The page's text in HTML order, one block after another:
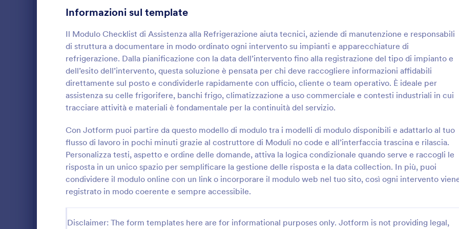
Informazioni sul template
Il Modulo Checklist di Assistenza alla Refrigerazione aiuta tecnici, aziende di manutenzione e responsabili
di struttura a documentare in modo ordinato ogni intervento su impianti e apparecchiature di
refrigerazione. Dalla pianificazione con la data dell’intervento fino alla registrazione del tipo di impianto e
dell’esito dell’intervento, questa soluzione è pensata per chi deve raccogliere informazioni affidabili
direttamente sul posto e condividerle rapidamente con ufficio, cliente o team operativo. È ideale per
assistenza su celle frigorifere, banchi frigo, climatizzazione a uso commerciale e contesti industriali in cui
tracciare attività e materiali è fondamentale per la continuità del servizio.
Con Jotform puoi partire da questo modello di modulo tra i modelli di modulo disponibili e adattarlo al tuo
flusso di lavoro in pochi minuti grazie al costruttore di Moduli no code e all’interfaccia trascina e rilascia.
Personalizza testi, aspetto e ordine delle domande, attiva la logica condizionale quando serve e raccogli le
risposta in un unico spazio per semplificare la gestione delle risposta e la data collection. In più, puoi
condividere il modulo online con un link o incorporare il modulo web nel tuo sito, così ogni intervento
registrato in modo coerente e sempre accessibile.
Disclaimer: The form templates here are for informational purposes only. Jotform is not providing legal,
: Modulo Di Ispezione Quotidiana Per
Modulo Di Ispezione Quotidiana Per Escavatore
Registra i controlli quotidiani dell’escavatore
Giornaliero Escavatore Form di Jotform,
utile per imprese edili, noleggi e
responsabili di flotta che vogliono una
raccolta dati chiara e tracciabile.
Go to Category:
Moduli Liste di Controllo
Usa Template
:
Il Modulo Checklist di
Preventiva supporta la raccolta
verifiche di impianti e
reparti tecnici e facility
risposte tracciabili e archiviazione
in Jotform.
Go to Category:
Moduli Liste di Controllo
Usa Template
Moduli di Gioco 9
Moduli Assistenza Sanitaria 755
Moduli Risorse Umane 644
Moduli IT
Moduli Assicurazione 39
Moduli Marketing 47
Moduli Fotografia 52
Moduli Immobiliari 179